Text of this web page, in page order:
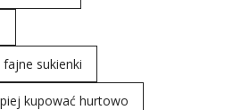
fajne sukienki
kupować hurtowo